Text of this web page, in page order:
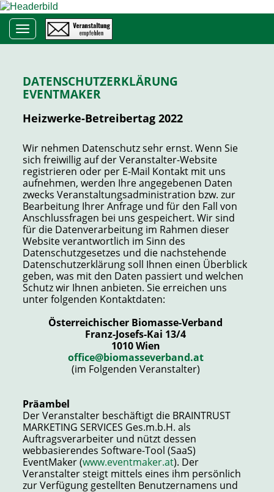
Toggle navigation
DATENSCHUTZERKLÄRUNG
EVENTMAKER
Heizwerke-Betreibertag 2022
Wir nehmen Datenschutz sehr ernst. Wenn Sie
sich freiwillig auf der Veranstalter-Website
registrieren oder per E-Mail Kontakt mit uns
aufnehmen, werden Ihre angegebenen Daten
zwecks Veranstaltungsadministration bzw. zur
Bearbeitung Ihrer Anfrage und für den Fall von
Anschlussfragen bei uns gespeichert. Wir sind
für die Datenverarbeitung im Rahmen dieser
Website verantwortlich im Sinn des
Datenschutzgesetzes und die nachstehende
Datenschutzerklärung soll Ihnen einen Überblick
geben, was mit den Daten passiert und welchen
Schutz wir Ihnen anbieten. Sie erreichen uns
unter folgenden Kontaktdaten:
Österreichischer Biomasse-Verband
Franz-Josefs-Kai 13/4
1010 Wien
office@biomasseverband.at
(im Folgenden Veranstalter)
Präambel
Der Veranstalter beschäftigt die BRAINTRUST
MARKETING SERVICES Ges.m.b.H. als
Auftragsverarbeiter und nützt dessen
webbasierendes Software-Tool (SaaS)
EventMaker (www.eventmaker.at). Der
Veranstalter steigt mittels eines ihm persönlich
zur Verfügung gestellten Benutzernamens und